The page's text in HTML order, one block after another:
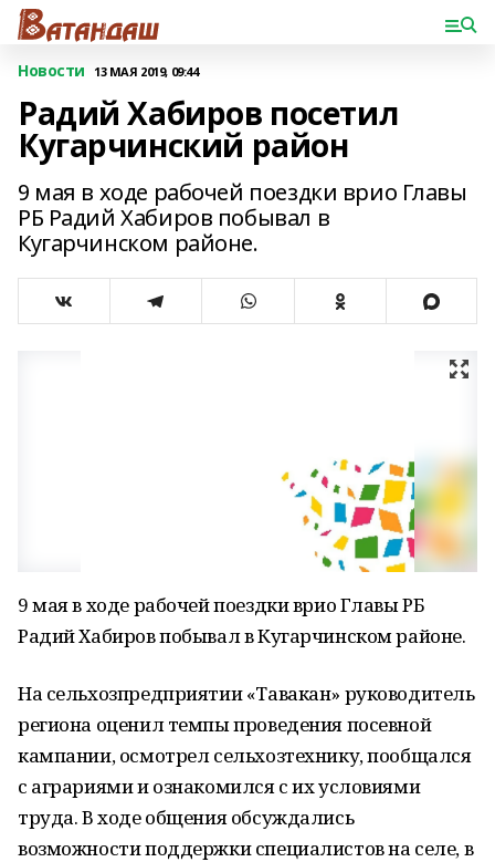
Новости 13 МАЯ 2019, 09:44
Радий Хабиров посетил
Кугарчинский район
9 мая в ходе рабочей поездки врио Главы
РБ Радий Хабиров побывал в
Кугарчинском районе.
9 мая в ходе рабочей поездки врио Главы РБ
Радий Хабиров побывал в Кугарчинском районе.
На сельхозпредприятии «Тавакан» руководитель
региона оценил темпы проведения посевной
кампании, осмотрел сельхозтехнику, пообщался
с аграриями и ознакомился с их условиями
труда. В ходе общения обсуждались
возможности поддержки специалистов на селе, в